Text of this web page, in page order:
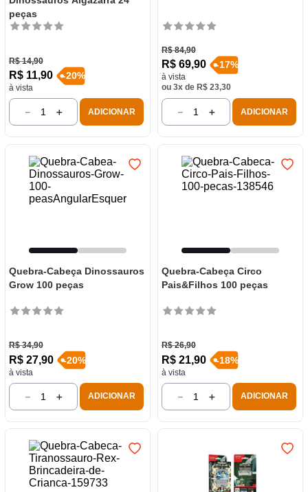
peças
R$ 14,90
R$ 11,90
à vista
-20%
＋
－ ADICIONAR
R$ 84,90
R$ 69,90
à vista
-17%
ou 3x de R$ 23,30
＋
－ ADICIONAR
Quebra-Cabeça Dinossauros
Grow 100 peças
R$ 34,90
R$ 27,90
à vista
-20%
＋
－ ADICIONAR
Quebra-Cabeça Circo
Pais&Filhos 100 peças
R$ 26,90
R$ 21,90
à vista
-18%
＋
－ ADICIONAR